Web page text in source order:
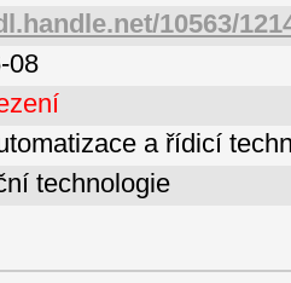
10563/
08
a řídicí
technologie